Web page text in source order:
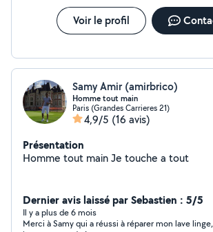
Voir le profil
Samy Amir (amirbrico)
Homme tout main
Paris (Grandes Carrieres 21)
4,9/5 (16 avis)
Présentation
Homme tout main Je touche a tout
Dernier avis laissé par Sebastien : 5/5
Il y a plus de 6 mois
Merci à Samy qui a réussi à réparer mon lave